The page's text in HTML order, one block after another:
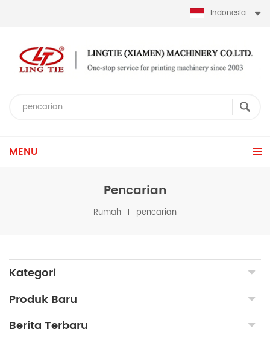
Indonesia
MENU
Pencarian
Rumah pencarian
Kategori
Produk Baru
Berita Terbaru